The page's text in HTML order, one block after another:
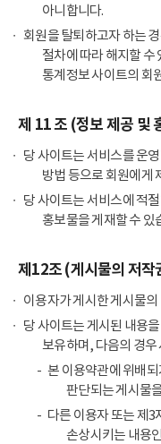
아니합니다.
회원을 탈퇴하고자 하는
절차에 따라 해지할
통계정보 사이트의 회
제 11 조 (정보 제공 및
당 사이트는 서비스를 운
방법 등으로 회원에게
당 사이트는 서비스에 적
홍보물을 게재할 수 있
제12조 (게시물의 저작
이용자가 게시한 게시물
당 사이트는 게시된 내용
보유하며, 다음의 경우
본 이용약관에 위배
판단되는 게시물
다른 이용자 또는 제
손상시키는 내용